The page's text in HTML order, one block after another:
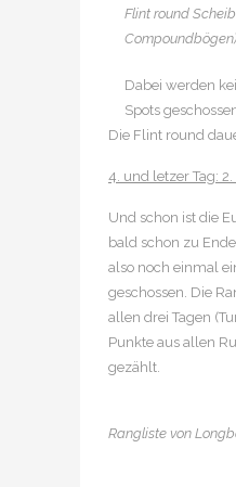
Flint round
Compoundbögen)
Dabei werden
Spots
Die Flint round
4. und letzer Tag:
Und schon ist die
bald schon zu
also noch einmal
geschossen. Die
allen drei Tagen
Punkte aus allen
gezählt.
Rangliste von